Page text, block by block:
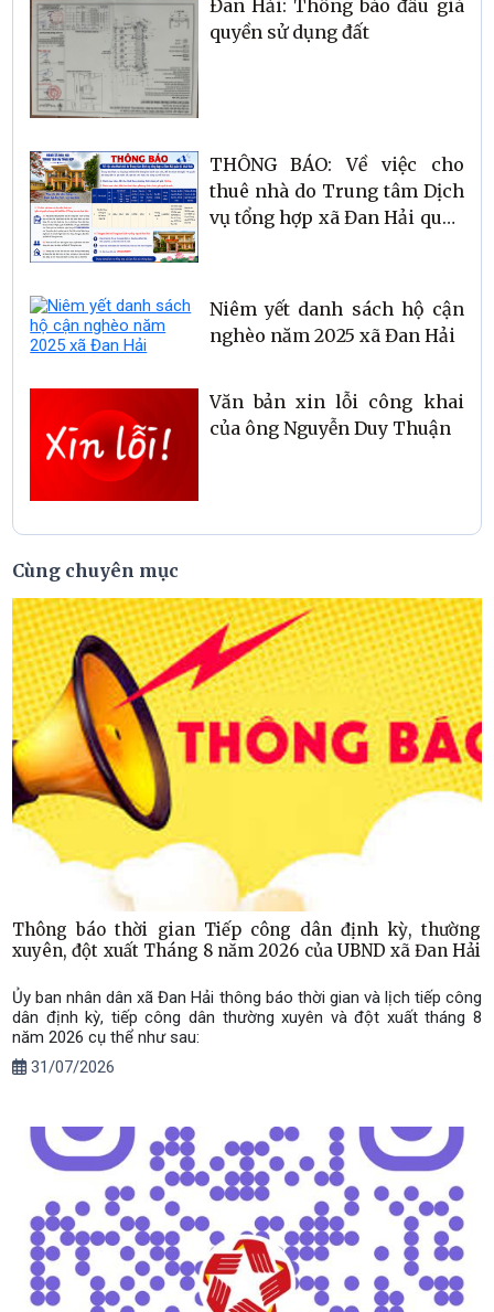
Đan Hải: Thông báo đấu giá
quyền sử dụng đất
THÔNG BÁO: Về việc cho
thuê nhà do Trung tâm Dịch
vụ tổng hợp xã Đan Hải quản
Niêm yết danh sách hộ cận
nghèo năm 2025 xã Đan Hải
Văn bản xin lỗi công khai
của ông Nguyễn Duy Thuận
Cùng chuyên mục
Thông báo thời gian Tiếp công dân định kỳ, thường
xuyên, đột xuất Tháng 8 năm 2026 của UBND xã Đan Hải
Ủy ban nhân dân xã Đan Hải thông báo thời gian và lịch tiếp công
dân định kỳ, tiếp công dân thường xuyên và đột xuất tháng 8
năm 2026 cụ thể như sau:
31/07/2026